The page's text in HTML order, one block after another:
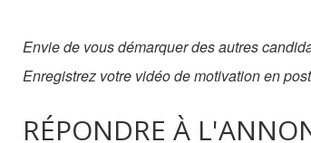
Envie de vous démarquer des autres
Enregistrez votre vidéo de motivation en
RÉPONDRE À